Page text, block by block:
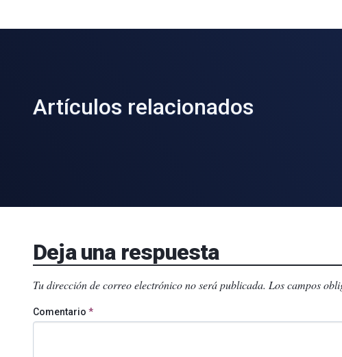
Artículos relacionados
Deja una respuesta
Tu dirección de correo electrónico no será publicada. Los campos
Comentario *